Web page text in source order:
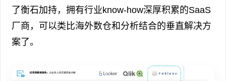
了衡石加持，拥有行业know-how深厚积累的SaaS
厂商，可以类比海外数仓和分析结合的垂直解决方
案了。